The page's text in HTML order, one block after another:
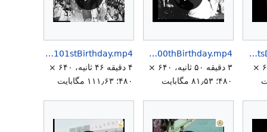
HIMMohammadRezaShahAryamehrSpeechHumanRightsDay19Azar.mp4
۵ دقیقه ۷ ثانیه، ۶۴۰ ×
HIMMohammadRezaShahPahlaviAryamehr100thBirthday.mp4
۳ دقیقه ۵۰ ثانیه، ۶۴۰ ×
۴۸۰؛ ۸۱٫۵۳ مگابایت
HIMMohammadRezaShahPahlaviAryamehr101stBirthday.mp4
۴ دقیقه ۴۶ ثانیه، ۶۴۰ ×
۴۸۰؛ ۱۱۱٫۶۳ مگابایت